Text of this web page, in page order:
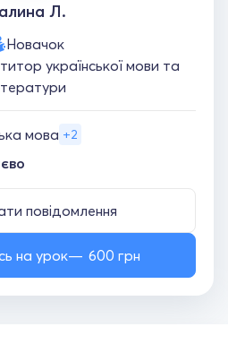
Л.
Новачок
української мови та
мова +2
повідомлення
на урок 600 грн